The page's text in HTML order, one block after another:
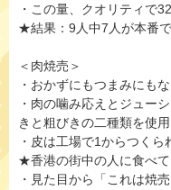
・この量、クオリティで
★結果：9人中7人が本番
＜肉焼売＞
・おかずにもつまみにも
・肉の噛み応えとジュー
きと粗びきの二種類を使用
・皮は工場で1からつく
★香港の街中の人に食べて
・見た目から「これは焼